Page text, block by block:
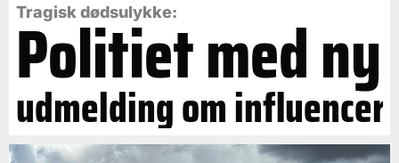
Tragisk dødsulykke:
Politiet med ny
udmelding om influencer